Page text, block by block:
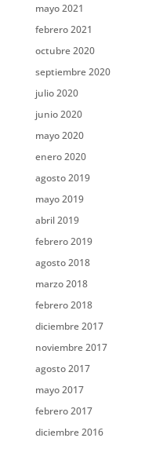
mayo 2021
febrero 2021
octubre 2020
septiembre 2020
julio 2020
junio 2020
mayo 2020
enero 2020
agosto 2019
mayo 2019
abril 2019
febrero 2019
agosto 2018
marzo 2018
febrero 2018
diciembre 2017
noviembre 2017
agosto 2017
mayo 2017
febrero 2017
diciembre 2016